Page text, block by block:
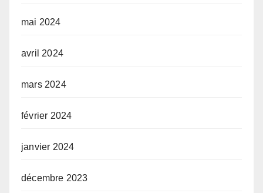
mai 2024
avril 2024
mars 2024
février 2024
janvier 2024
décembre 2023